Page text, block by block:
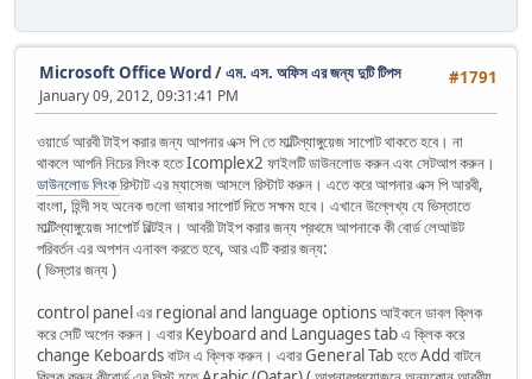
#1791
Microsoft Office Word/এম. এস. অফিস এর জন্য দুটি টিপস
January 09, 2012, 09:31:41 PM
ওয়ার্ডে আরবী টাইপ করার জন্য আপনার এক্স পি তে মাল্টিল্যাঙ্গুয়েজ সাপোট থাকতে হবে। না
থাকলে আপনি নিচের লিংক হতে Icomplex2 ফাইলটি ডাউনলোড করুন এবং সেটআপ করুন।
ডাউনলোড লিংকরিস্টাট এর ম্যাসেজ আসলে রিস্টাট করুন। এতে করে আপনার এক্স পি আরবী,
বাংলা, হিন্দী সহ অনেক গুলো ভাষার সাপোর্ট দিতে সক্ষম হবে। এখানে উল্লেখ্য যে ভিস্তাতে
মাল্টিল্যাঙ্গুয়েজ সাপোর্ট বিল্টইন। আবরী টাইপ করার জন্য প্রথমে আপনাকে কী বোর্ড লেআউট
পরিবর্তন এর অপশন এনাবল করতে হবে, আর এটি করার জন্য:
( ভিস্তার জন্য )
control panel এর regional and language options আইকনে ডাবল ক্লিক
করে সেটি অপেন করুন। এবার Keyboard and Languages tab এ ক্লিক করে
change Keboards বাটন এ ক্লিক করুন। এবার General Tab হতে Add বাটনে